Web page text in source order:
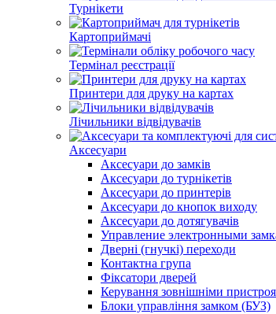
Турнікети
Картоприймачі
Термінал реєстрації
Принтери для друку на картах
Лічильники відвідувачів
Аксесуари
Аксесуари до замків
Аксесуари до турнікетів
Аксесуари до принтерів
Аксесуари до кнопок виходу
Аксесуари до дотягувачів
Управление электронными
Дверні (гнучкі) переходи
Контактна група
Фіксатори дверей
Керування зовнішніми
Блоки управління замком (БУЗ)